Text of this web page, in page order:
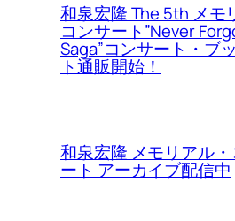
和泉宏隆 The 5th メモ
コンサート”Never
Saga”コンサート・ブ
ト通販開始！
和泉宏隆 メモリアル
ート アーカイブ配信中